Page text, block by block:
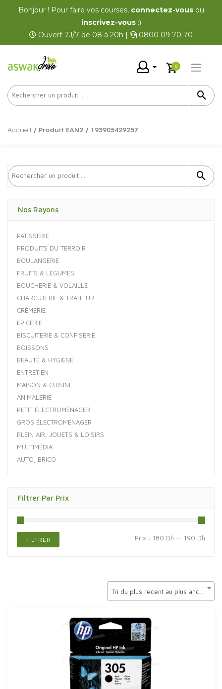
Bonjour ! Pour faire vos courses, connectez-vousou
inscrivez-vous:)
Ouvert 7J/7 de 08 à 20h |
0800 09 70 70
0
Accueil / Produit EAN2 / 193905429257
Nos Rayons
PATISSERIE
PRODUITS DU TERROIR
BOULANGERIE
FRUITS & LÉGUMES
BOUCHERIE & VOLAILLE
CHARCUTERIE & TRAITEUR
CRÈMERIE
ÉPICERIE
BISCUITERIE & CONFISERIE
BOISSONS
BEAUTÉ & HYGIÈNE
ENTRETIEN
MAISON & CUISINE
ANIMALERIE
PETIT ÉLECTROMÉNAGER
GROS ÉLECTROMÉNAGER
PLEIN AIR, JOUETS & LOISIRS
MULTIMÉDIA
AUTO, BRICO
Filtrer Par Prix
FILTRER Prix : 180 Dh — 190 Dh